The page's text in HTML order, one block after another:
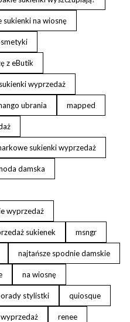
sukienki na wiosnę
z eButik
wyprzedaż
ubrania mapped
sukienki wyprzedaż
damska
wyprzedaż
sukienek msngr
najtańsze spodnie damskie
na wiosnę
stylistki quiosque
renee